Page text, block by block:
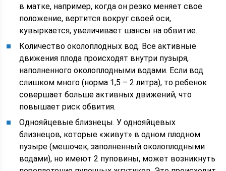
в матке, например, когда он резко меняет свое
положение, вертится вокруг своей оси,
кувыркается, увеличивает шансы на обвитие.
Количество околоплодных вод. Все активные
движения плода происходят внутри пузыря,
наполненного околоплодными водами. Если вод
слишком много (норма 1,5 – 2 литра), то ребенок
совершает больше активных движений, что
повышает риск обвития.
Однояйцевые близнецы. У однояйцевых
близнецов, которые «живут» в одном плодном
пузыре (мешочек, заполненный околоплодными
водами), но имеют 2 пуповины, может возникнуть